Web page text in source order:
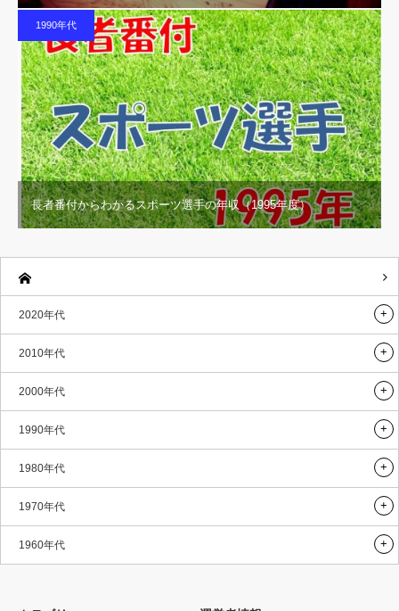
1990年代
長者番付からわかるスポーツ選手の年収（1995年度）
2020年代
2010年代
2000年代
1990年代
1980年代
1970年代
1960年代